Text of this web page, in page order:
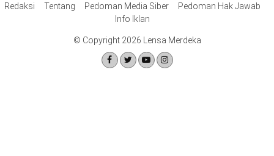
Redaksi Tentang Pedoman Media Siber
Pedoman Hak Jawab
Info Iklan
© Copyright 2026 Lensa Merdeka